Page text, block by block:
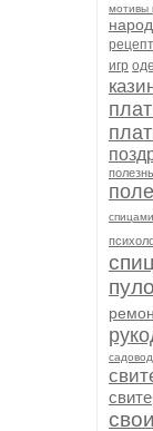
мотивы
игр
спицами